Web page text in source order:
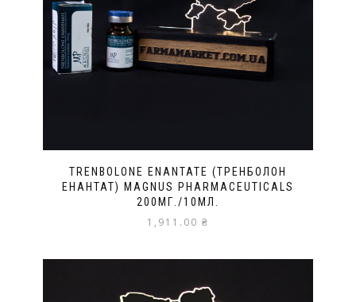
TRENBOLONE ENANTATE (ТРЕНБОЛОН
ЕНАНТАТ) MAGNUS PHARMACEUTICALS
200МГ./10МЛ.
1,911.00 ₴